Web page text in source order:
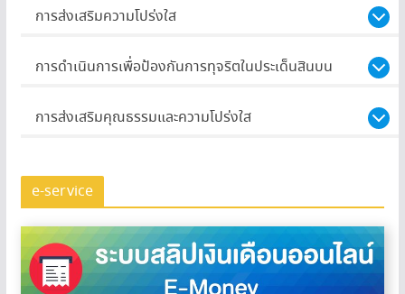
การส่งเสริมความโปร่งใส
การดำเนินการเพื่อป้องกันการทุจริตในประเด็นสินบน
การส่งเสริมคุณธรรมและความโปร่งใส
e-service